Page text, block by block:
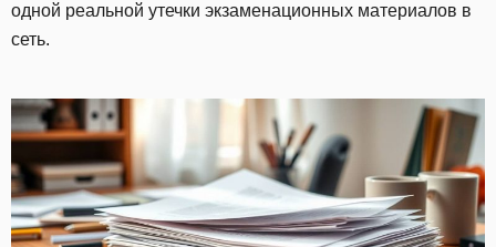
одной реальной утечки экзаменационных материалов в
сеть.